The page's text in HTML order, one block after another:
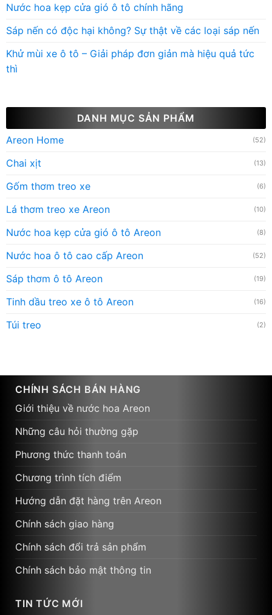
Nước hoa kẹp cửa gió ô tô chính hãng
Sáp nến có độc hại không? Sự thật về các loại sáp nến
Khử mùi xe ô tô – Giải pháp đơn giản mà hiệu quả tức
thì
DANH MỤC SẢN PHẨM
Areon Home
(52)
Chai xịt (13)
Gốm thơm treo xe (6)
Lá thơm treo xe Areon (10)
Nước hoa kẹp cửa gió ô tô Areon (8)
Nước hoa ô tô cao cấp Areon (52)
Sáp thơm ô tô Areon (19)
Tinh dầu treo xe ô tô Areon (16)
Túi treo (2)
CHÍNH SÁCH BÁN HÀNG
Giới thiệu về nước hoa Areon
Những câu hỏi thường gặp
Phương thức thanh toán
Chương trình tích điểm
Hướng dẫn đặt hàng trên Areon
Chính sách giao hàng
Chính sách đổi trả sản phẩm
Chính sách bảo mật thông tin
TIN TỨC MỚI